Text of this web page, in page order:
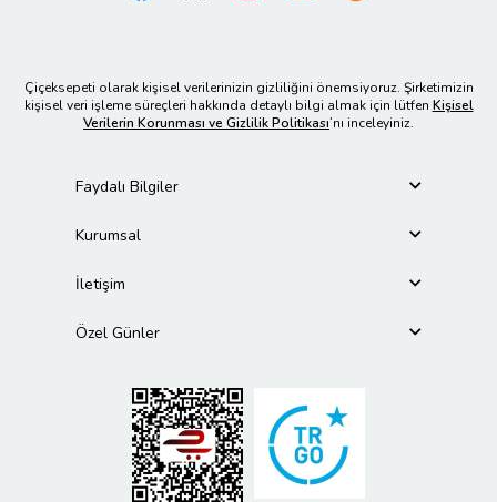
Çiçeksepeti olarak kişisel verilerinizin gizliliğini önemsiyoruz. Şirketimizin
kişisel veri işleme süreçleri hakkında detaylı bilgi almak için lütfen Kişisel
Verilerin Korunması ve Gizlilik Politikası’nı inceleyiniz.
Faydalı Bilgiler
Kurumsal
İletişim
Özel Günler